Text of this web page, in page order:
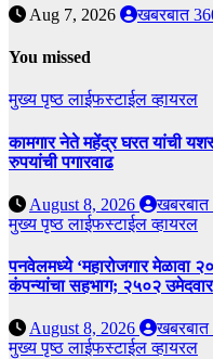
Aug 7, 2026 खबरबात
You missed
मुख्य पृष्ठलाईफस्टाईलव्हायरल
कामगार नेते महेंद्र घरत यांची
रुपयांची पगारवाढ
August 8, 2026
खबरबात
मुख्य पृष्ठलाईफस्टाईलव्हायरल
पनवेलमध्ये ‘महारोजगार मेळावा
कंपन्यांचा सहभाग; २५०२
August 8, 2026
खबरबात
मुख्य पृष्ठलाईफस्टाईलव्हायरल